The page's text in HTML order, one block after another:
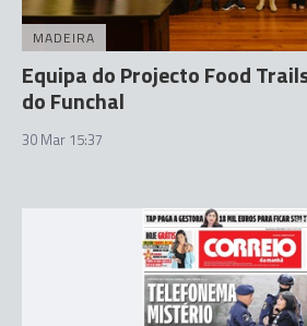
MADEIRA
Equipa do Projecto Food
do Funchal
30 Mar 15:37